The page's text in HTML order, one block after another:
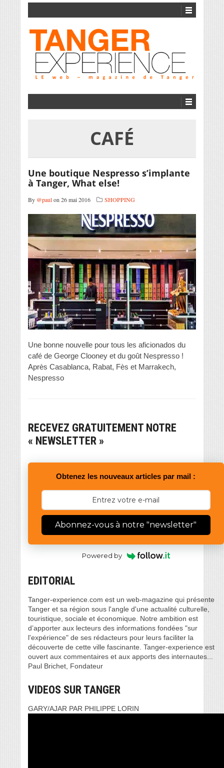
CAFÉ
Une boutique Nespresso s’implante
à Tanger, What else!
By @paulon 26 mai 2016 SHOPPING
Une bonne nouvelle pour tous les aficionados du
café de George Clooney et du goût Nespresso !
Après Casablanca, Rabat, Fès et Marrakech,
Nespresso
RECEVEZ GRATUITEMENT NOTRE
« NEWSLETTER »
Obtenez les nouveaux articles par mail :
Abonnez-vous à notre "newsletter"
Powered by
EDITORIAL
Tanger-experience.com est un web-magazine qui présente
Tanger et sa région sous l'angle d'une actualité culturelle,
touristique, sociale et économique. Notre ambition est
d’apporter aux lecteurs des informations fondées "sur
l'expérience" de ses rédacteurs pour leurs faciliter la
découverte de cette ville fascinante. Tanger-experience est
ouvert aux commentaires et aux apports des internautes...
Paul Brichet, Fondateur
VIDEOS SUR TANGER
GARY/AJAR PAR PHILIPPE LORIN